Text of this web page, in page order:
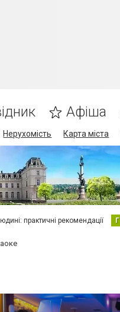
Афіша
Нерухомість Карта міста
практичні рекомендації Г